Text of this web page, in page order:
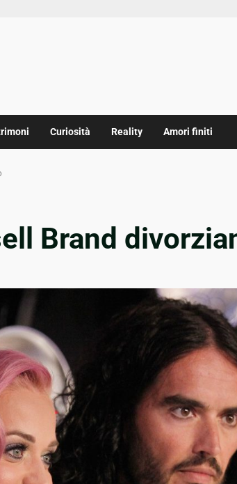
Curiosità Reality Amori finiti
Brand